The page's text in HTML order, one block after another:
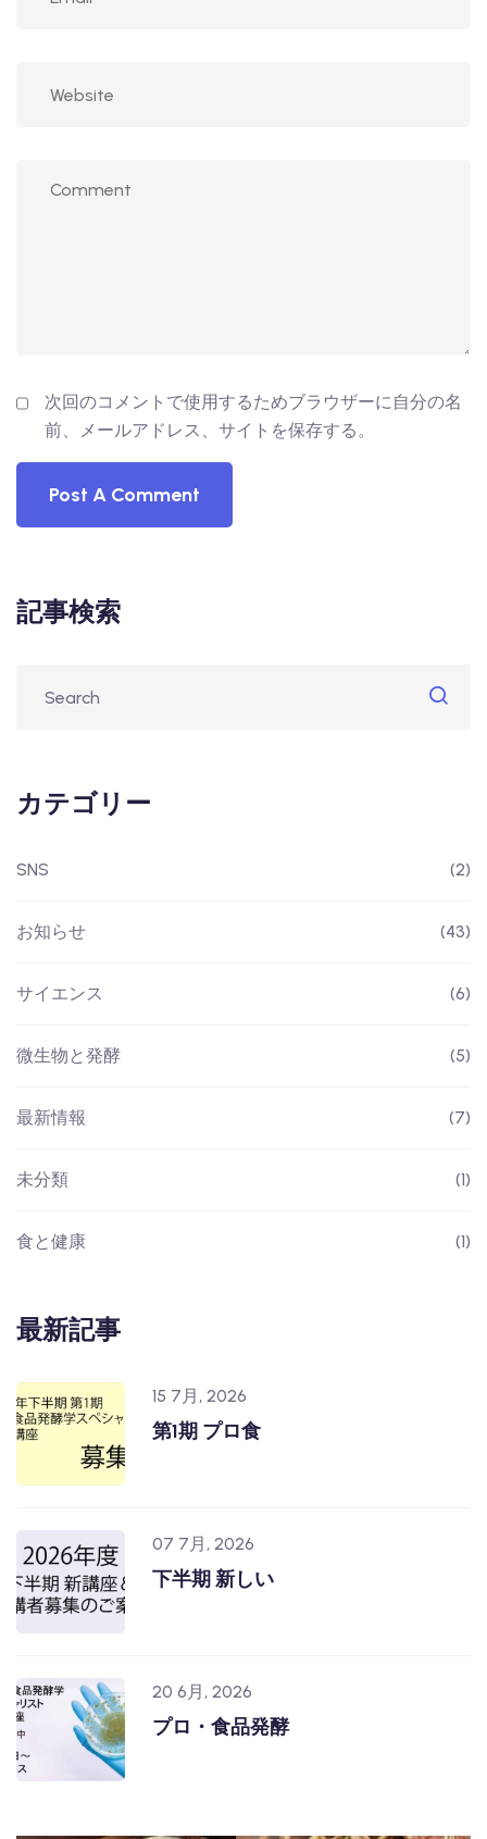
次回のコメントで使用するためブラウザーに自分の名
前、メールアドレス、サイトを保存する。
記事検索
カテゴリー
SNS (2)
お知らせ (43)
サイエンス (6)
微生物と発酵 (5)
最新情報 (7)
未分類 (1)
食と健康 (1)
最新記事
15 7月, 2026
第1期 プロ食
07 7月, 2026
下半期 新しい
20 6月, 2026
プロ・食品発酵